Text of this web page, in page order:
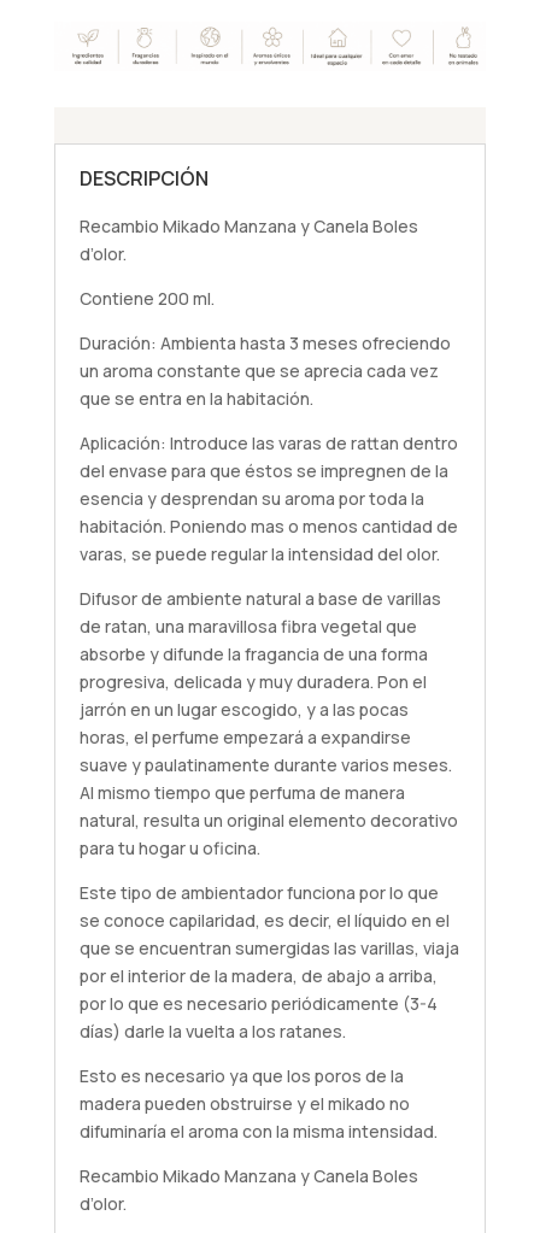
cantidad
DESCRIPCIÓN
Recambio Mikado Manzana y Canela Boles
d’olor.
Contiene 200 ml.
Duración: Ambienta hasta 3 meses ofreciendo
un aroma constante que se aprecia cada vez
que se entra en la habitación.
Aplicación: Introduce las varas de rattan dentro
del envase para que éstos se impregnen de la
esencia y desprendan su aroma por toda la
habitación. Poniendo mas o menos cantidad de
varas, se puede regular la intensidad del olor.
Difusor de ambiente natural a base de varillas
de ratan, una maravillosa fibra vegetal que
absorbe y difunde la fragancia de una forma
progresiva, delicada y muy duradera. Pon el
jarrón en un lugar escogido, y a las pocas
horas, el perfume empezará a expandirse
suave y paulatinamente durante varios meses.
Al mismo tiempo que perfuma de manera
natural, resulta un original elemento decorativo
para tu hogar u oficina.
Este tipo de ambientador funciona por lo que
se conoce capilaridad, es decir, el líquido en el
que se encuentran sumergidas las varillas, viaja
por el interior de la madera, de abajo a arriba,
por lo que es necesario periódicamente (3-4
días) darle la vuelta a los ratanes.
Esto es necesario ya que los poros de la
madera pueden obstruirse y el mikado no
difuminaría el aroma con la misma intensidad.
Recambio Mikado Manzana y Canela Boles
d’olor.